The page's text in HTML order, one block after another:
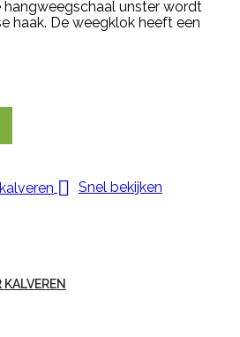
hangweegschaal unster wordt
haak. De weegklok heeft een
 Snel bekijken